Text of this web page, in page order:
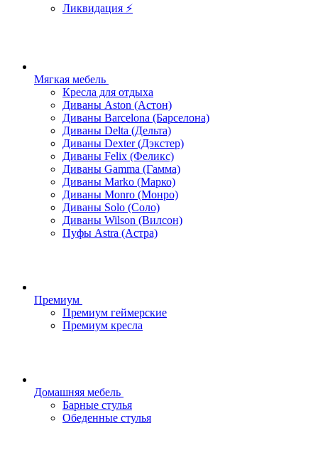
Ликвидация ⚡
Мягкая мебель
Кресла для отдыха
Диваны Aston (Астон)
Диваны Barcelona (Барселона)
Диваны Delta (Дельта)
Диваны Dexter (Дэкстер)
Диваны Felix (Феликс)
Диваны Gamma (Гамма)
Диваны Marko (Марко)
Диваны Monro (Монро)
Диваны Solo (Соло)
Диваны Wilson (Вилсон)
Пуфы Astra (Астра)
Премиум
Премиум геймерские
Премиум кресла
Домашняя мебель
Барные стулья
Обеденные стулья